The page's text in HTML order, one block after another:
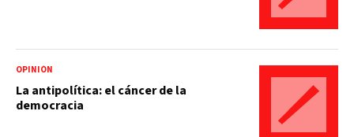
OPINIÓN
La antipolítica: el cáncer de la
democracia